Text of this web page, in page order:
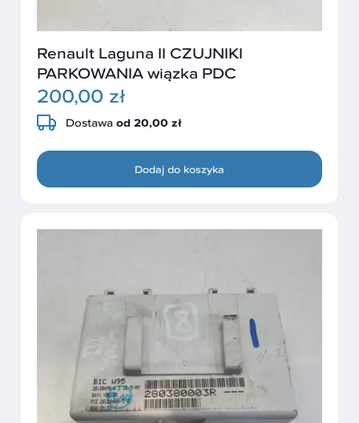
Renault Laguna II CZUJNIKI
PARKOWANIA wiązka PDC
200,00 zł
Dostawa od 20,00 zł
Dodaj do koszyka